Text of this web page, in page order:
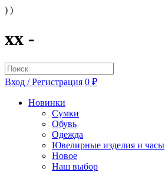
) )
xx -
Вход / Регистрация 0 ₽
Новинки
Сумки
Обувь
Одежда
Ювелирные изделия и часы
Новое
Наш выбор